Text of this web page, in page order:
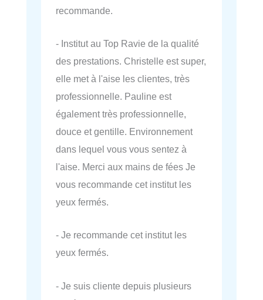
recommande.
- Institut au Top Ravie de la qualité
des prestations. Christelle est super,
elle met à l'aise les clientes, très
professionnelle. Pauline est
également très professionnelle,
douce et gentille. Environnement
dans lequel vous vous sentez à
l'aise. Merci aux mains de fées Je
vous recommande cet institut les
yeux fermés.
- Je recommande cet institut les
yeux fermés.
- Je suis cliente depuis plusieurs